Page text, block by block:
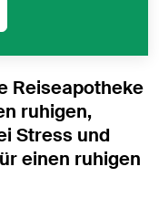
Reiseapotheke
ruhigen,
Stress und
einen ruhigen